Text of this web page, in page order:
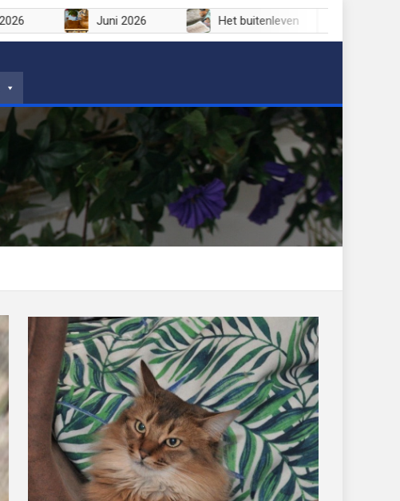
Juli 2026 Juni 2026 Het buitenleven